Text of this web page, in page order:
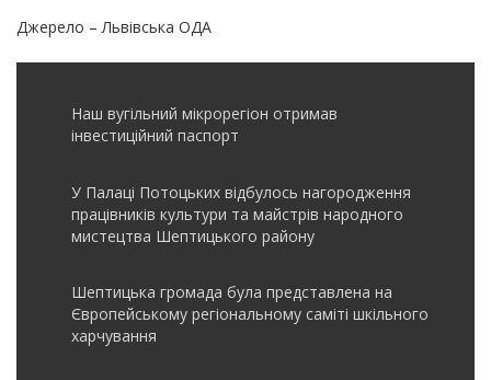
Джерело – Львівська ОДА
Наш вугільний мікрорегіон отримав
інвеcтиційний паспорт
У Палаці Потоцьких відбулось нагородження
працівників культури та майстрів народного
мистецтва Шептицького району
Шептицька громада була представлена на
Європейському регіональному саміті шкільного
харчування